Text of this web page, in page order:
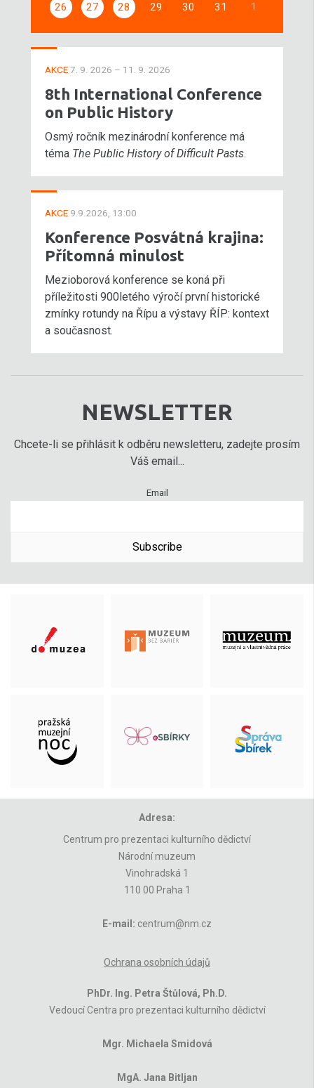
26
27 28 29 30 31 1
AKCE7. 9. 2026 – 11. 9. 2026
8th International Conference
on Public History
Osmý ročník mezinárodní konference má
téma The Public History of Difficult Pasts.
AKCE 9.9.2026, 13:00
Konference Posvátná krajina:
Přítomná minulost
Mezioborová konference se koná při
příležitosti 900letého výročí první historické
zmínky rotundy na Řípu a výstavy ŘÍP: kontext
a současnost.
NEWSLETTER
Chcete-li se přihlásit k odběru newsletteru, zadejte prosím
Váš email...
Email
Subscribe
Adresa:
Centrum pro prezentaci kulturního dědictví
Národní muzeum
Vinohradská 1
110 00 Praha 1
E-mail: centrum@nm.cz
Ochrana osobních údajů
PhDr. Ing. Petra Štůlová, Ph.D.
Vedoucí Centra pro prezentaci kulturního dědictví
Mgr. Michaela Smidová
MgA. Jana Bitljan